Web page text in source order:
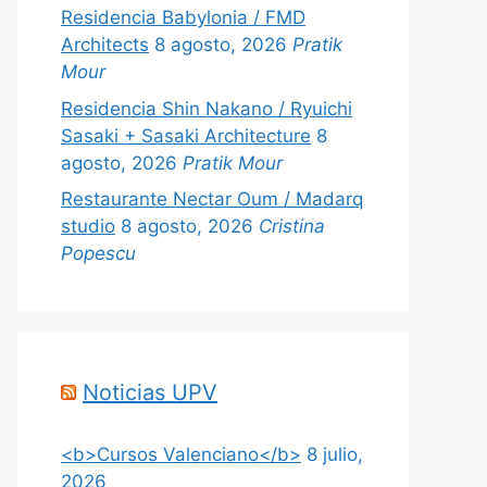
Residencia Babylonia / FMD
Architects 8 agosto, 2026 Pratik
Mour
Residencia Shin Nakano / Ryuichi
Sasaki + Sasaki Architecture 8
agosto, 2026 Pratik Mour
Restaurante Nectar Oum / Madarq
studio 8 agosto, 2026 Cristina
Popescu
Noticias UPV
<b>Cursos Valenciano</b> 8 julio,
2026